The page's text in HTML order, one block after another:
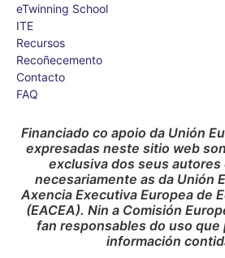
eTwinning School
ITE
Recursos
Recoñecemento
Contacto
FAQ
Financiado co apoio da Unión
expresadas neste sitio web
exclusiva dos seus
necesariamente as da Unión
Axencia Executiva Europea de
(EACEA). Nin a Comisión
fan responsables do uso que
información